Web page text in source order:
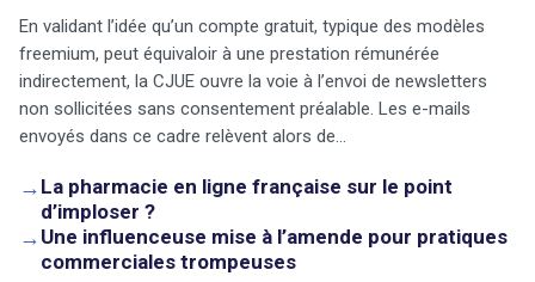
En validant l’idée qu’un compte gratuit, typique des modèles
freemium, peut équivaloir à une prestation rémunérée
indirectement, la CJUE ouvre la voie à l’envoi de newsletters
non sollicitées sans consentement préalable. Les e-mails
envoyés dans ce cadre relèvent alors de…
→ La pharmacie en ligne française sur le point
d’imploser ?
→ Une influenceuse mise à l’amende pour pratiques
commerciales trompeuses